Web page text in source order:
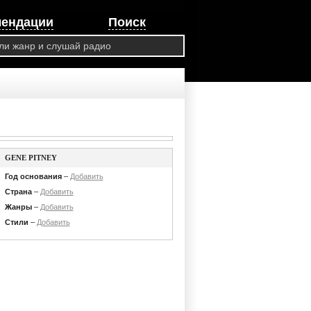
Поиск
GENE PITNEY
Год основания– Добавить
Страна– Добавить
Жанры– Добавить
Стили – Добавить